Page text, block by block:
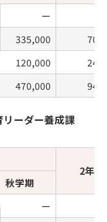
ー
335,000
120,000
470,000
ーダー養成課
2年目
秋学期
ー